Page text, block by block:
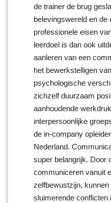
de trainer de brug
belevingswereld en de
professionele eisen
leerdoel is dan ook
aanleren van een
het bewerkstelligen
psychologische
zichzelf duurzaam
aanhoudende
interpersoonlijke
de in-company
Nederland.
super belangrijk. Door
communiceren vanuit
zelfbewustzijn,
sluimerende conflicten